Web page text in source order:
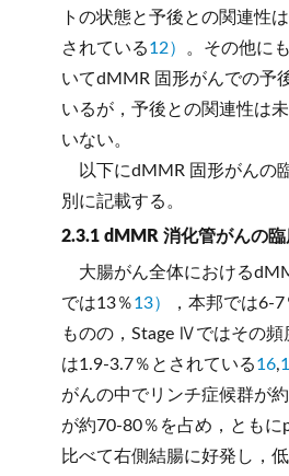
トの状態と予後との関連性
されている12） 。その他に
いてdMMR 固形がんでの予
いるが，予後との関連性は
いない。
以下にdMMR 固形がんの
別に記載する。
2.3.1 dMMR 消化管がんの
大腸がん全体における
では13％13） ，本邦では6-7
ものの，Stage Ⅳではその
は1.9-3.7％とされている16,
がんの中でリンチ症候群が
が約70-80％を占め，ともに
比べて右側結腸に好発し，